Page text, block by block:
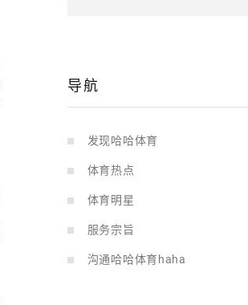
导航
发现哈哈体育
体育热点
体育明星
服务宗旨
沟通哈哈体育haha